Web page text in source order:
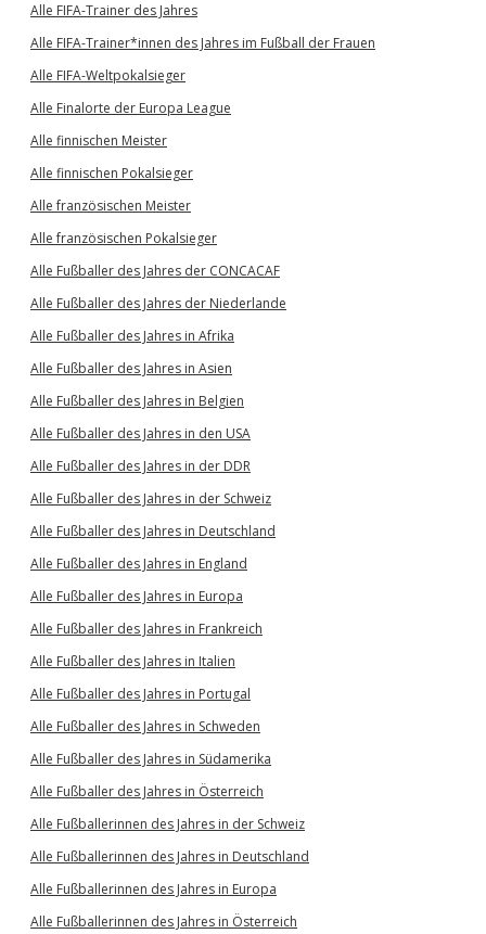
Alle FIFA-Trainer des Jahres
Alle FIFA-Trainer*innen des Jahres im Fußball der Frauen
Alle FIFA-Weltpokalsieger
Alle Finalorte der Europa League
Alle finnischen Meister
Alle finnischen Pokalsieger
Alle französischen Meister
Alle französischen Pokalsieger
Alle Fußballer des Jahres der CONCACAF
Alle Fußballer des Jahres der Niederlande
Alle Fußballer des Jahres in Afrika
Alle Fußballer des Jahres in Asien
Alle Fußballer des Jahres in Belgien
Alle Fußballer des Jahres in den USA
Alle Fußballer des Jahres in der DDR
Alle Fußballer des Jahres in der Schweiz
Alle Fußballer des Jahres in Deutschland
Alle Fußballer des Jahres in England
Alle Fußballer des Jahres in Europa
Alle Fußballer des Jahres in Frankreich
Alle Fußballer des Jahres in Italien
Alle Fußballer des Jahres in Portugal
Alle Fußballer des Jahres in Schweden
Alle Fußballer des Jahres in Südamerika
Alle Fußballer des Jahres in Österreich
Alle Fußballerinnen des Jahres in der Schweiz
Alle Fußballerinnen des Jahres in Deutschland
Alle Fußballerinnen des Jahres in Europa
Alle Fußballerinnen des Jahres in Österreich